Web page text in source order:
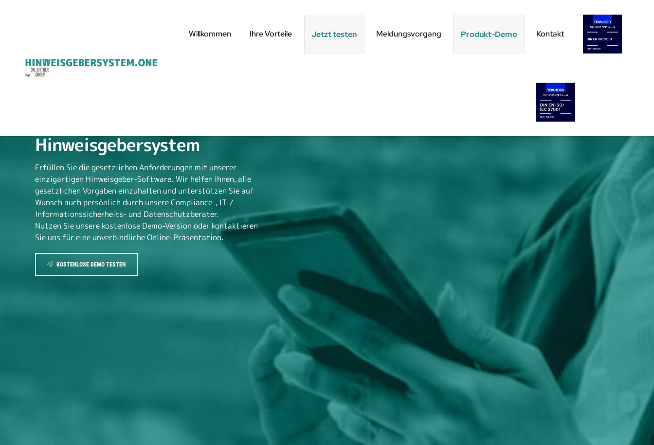
Willkommen Ihre Vorteile Jetzt testen Meldungsvorgang Produkt-Demo Kontakt
Hinweisgebersystem
Erfüllen Sie die gesetzlichen Anforderungen mit unserer
einzigartigen Hinweisgeber-Software. Wir helfen Ihnen, alle
gesetzlichen Vorgaben einzuhalten und unterstützen Sie auf
Wunsch auch persönlich durch unsere Compliance-, IT-/
Informationssicherheits- und Datenschutzberater.
Nutzen Sie unsere kostenlose Demo-Version oder kontaktieren
Sie uns für eine unverbindliche Online-Präsentation.
KOSTENLOSE DEMO TESTEN